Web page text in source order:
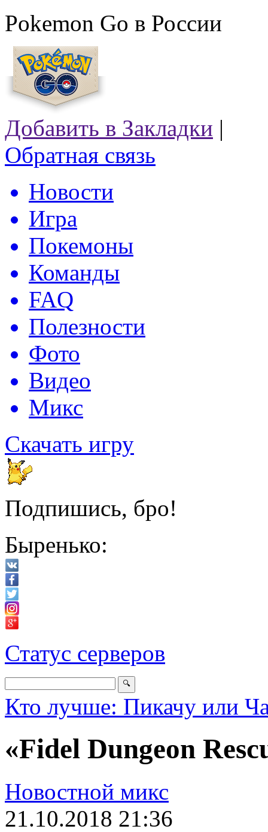
Pokemon Go в России
Добавить в Закладки |
Обратная связь
Новости
Игра
Покемоны
Команды
FAQ
Полезности
Фото
Видео
Микс
Скачать игру
Подпишись, бро!
Быренько:
Статус серверов
Кто лучше: Пикачу или
«Fidel Dungeon
Новостной микс
21.10.2018 21:36